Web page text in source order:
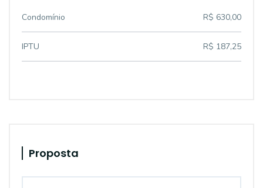
Condomínio R$ 630,00
IPTU R$ 187,25
Proposta